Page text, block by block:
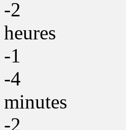
-2
heures
-1
-4
minutes
-2